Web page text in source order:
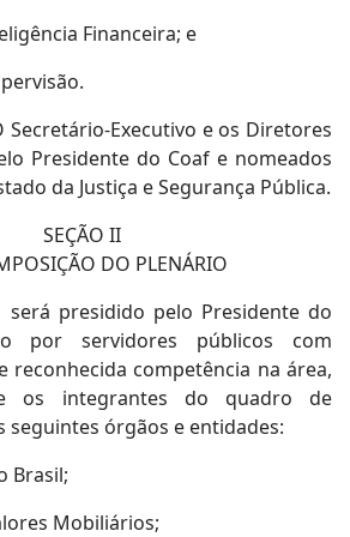
Financeira; e
Secretário-Executivo e os Diretores
Presidente do Coaf e nomeados
da Justiça e Segurança Pública.
SEÇÃO II
DO PLENÁRIO
será presidido pelo Presidente do
por servidores públicos com
reconhecida competência na área,
os integrantes do quadro de
seguintes órgãos e entidades:
Brasil;
Mobiliários;